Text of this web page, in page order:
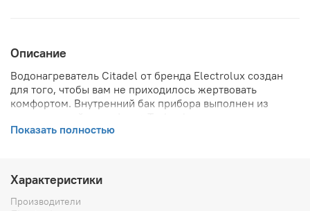
Описание
Водонагреватель Citadel от бренда Electrolux создан
для того, чтобы вам не приходилось жертвовать
комфортом. Внутренний бак прибора выполнен из
содержанием легирующих элементов: хрома и никеля,
внутренний бак 7 лет. За долговечность
водонагревателя также отвечает нагревательный
элемент из высококачественной меди и наличие ЭКО-
Показать полностью
Характеристики
Производители